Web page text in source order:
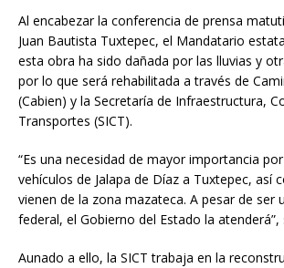
Al encabezar la conferencia de prensa
Juan Bautista Tuxtepec, el Mandatario
esta obra ha sido dañada por las lluvias y
por lo que será rehabilitada a través de
(Cabien) y la Secretaría de Infraestructura,
Transportes (SICT).
“Es una necesidad de mayor importancia
vehículos de Jalapa de Díaz a Tuxtepec, así
vienen de la zona mazateca. A pesar de ser
federal, el Gobierno del Estado la atenderá”,
Aunado a ello, la SICT trabaja en la